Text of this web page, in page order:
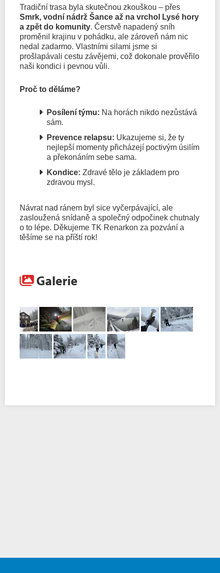
Tradiční trasa byla skutečnou zkouškou – přes
Smrk, vodní nádrž Šance až na vrchol Lysé hory
a zpět do komunity. Čerstvě napadený sníh
proměnil krajinu v pohádku, ale zároveň nám nic
nedal zadarmo. Vlastními silami jsme si
prošlapávali cestu závějemi, což dokonale prověřilo
naši kondici i pevnou vůli.
Proč to děláme?
Posílení týmu: Na horách nikdo nezůstává
sám.
Prevence relapsu: Ukazujeme si, že ty
nejlepší momenty přicházejí poctivým úsilím
a překonáním sebe sama.
Kondice: Zdravé tělo je základem pro
zdravou mysl.
Návrat nad ránem byl sice vyčerpávající, ale
zasloužená snídaně a společný odpočinek chutnaly
o to lépe. Děkujeme TK Renarkon za pozvání a
těšíme se na příští rok!
Galerie